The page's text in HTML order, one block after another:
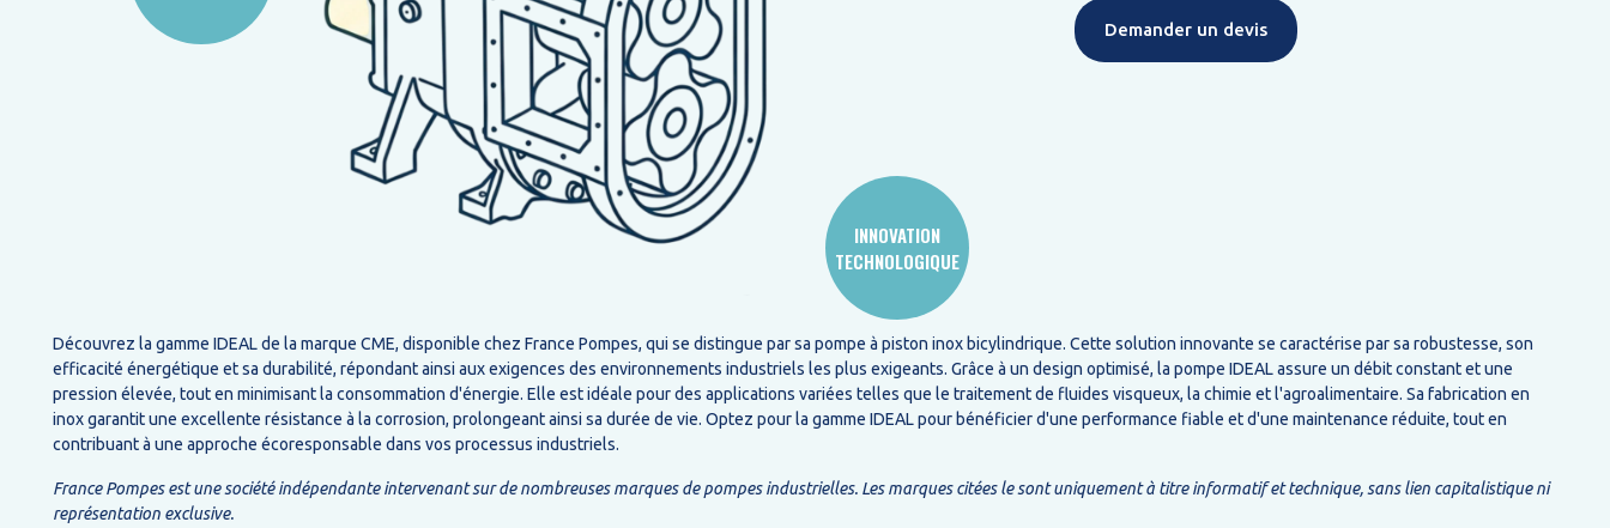
INNOVATION
TECHNOLOGIQUE
Demander un devis
Découvrez la gamme IDEAL de la marque CME, disponible chez France Pompes, qui se distingue par sa pompe à piston inox bicylindrique. Cette solution innovante se caractérise par sa robustesse, son
efficacité énergétique et sa durabilité, répondant ainsi aux exigences des environnements industriels les plus exigeants. Grâce à un design optimisé, la pompe IDEAL assure un débit constant et une
pression élevée, tout en minimisant la consommation d'énergie. Elle est idéale pour des applications variées telles que le traitement de fluides visqueux, la chimie et l'agroalimentaire. Sa fabrication en
inox garantit une excellente résistance à la corrosion, prolongeant ainsi sa durée de vie. Optez pour la gamme IDEAL pour bénéficier d'une performance fiable et d'une maintenance réduite, tout en
contribuant à une approche écoresponsable dans vos processus industriels.
France Pompes est une société indépendante intervenant sur de nombreuses marques de pompes industrielles. Les marques citées le sont uniquement à titre informatif et technique, sans lien capitalistique ni
représentation exclusive.